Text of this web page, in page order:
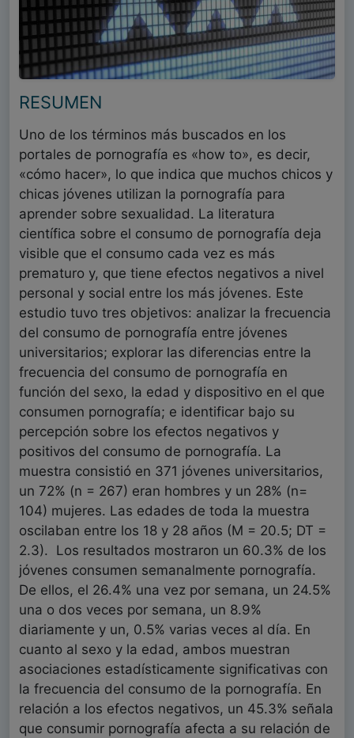
RESUMEN
Uno de los términos más buscados en los
portales de pornografía es «how to», es decir,
«cómo hacer», lo que indica que muchos chicos y
chicas jóvenes utilizan la pornografía para
aprender sobre sexualidad. La literatura
científica sobre el consumo de pornografía deja
visible que el consumo cada vez es más
prematuro y, que tiene efectos negativos a nivel
personal y social entre los más jóvenes. Este
estudio tuvo tres objetivos: analizar la frecuencia
del consumo de pornografía entre jóvenes
universitarios; explorar las diferencias entre la
frecuencia del consumo de pornografía en
función del sexo, la edad y dispositivo en el que
consumen pornografía; e identificar bajo su
percepción sobre los efectos negativos y
positivos del consumo de pornografía. La
muestra consistió en 371 jóvenes universitarios,
un 72% (n = 267) eran hombres y un 28% (n=
104) mujeres. Las edades de toda la muestra
oscilaban entre los 18 y 28 años (M = 20.5; DT =
2.3). Los resultados mostraron un 60.3% de los
jóvenes consumen semanalmente pornografía.
De ellos, el 26.4% una vez por semana, un 24.5%
una o dos veces por semana, un 8.9%
diariamente y un, 0.5% varias veces al día. En
cuanto al sexo y la edad, ambos muestran
asociaciones estadísticamente significativas con
la frecuencia del consumo de la pornografía. En
relación a los efectos negativos, un 45.3% señala
que consumir pornografía afecta a su relación de